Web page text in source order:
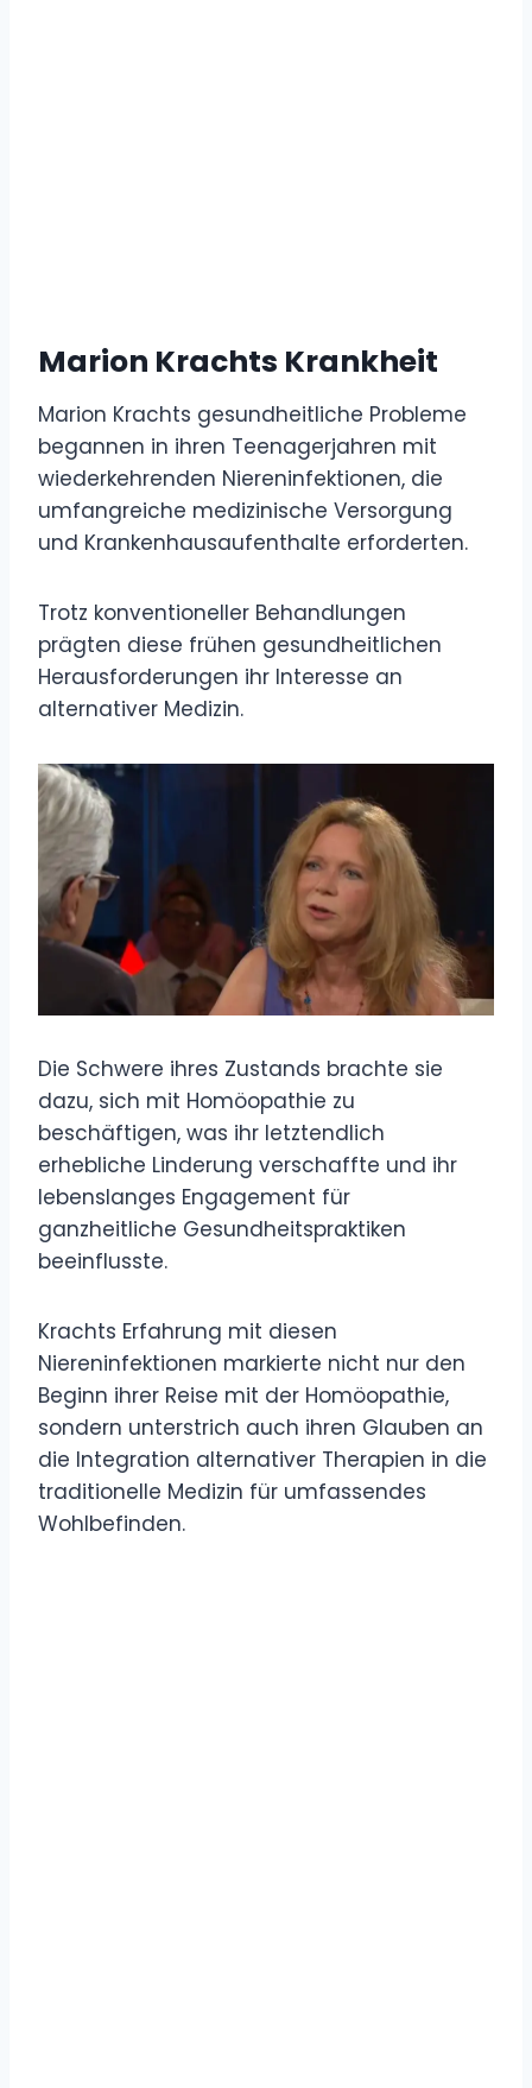
Marion Krachts Krankheit
Marion Krachts gesundheitliche Probleme
begannen in ihren Teenagerjahren mit
wiederkehrenden Niereninfektionen, die
umfangreiche medizinische Versorgung
und Krankenhausaufenthalte erforderten.
Trotz konventioneller Behandlungen
prägten diese frühen gesundheitlichen
Herausforderungen ihr Interesse an
alternativer Medizin.
Die Schwere ihres Zustands brachte sie
dazu, sich mit Homöopathie zu
beschäftigen, was ihr letztendlich
erhebliche Linderung verschaffte und ihr
lebenslanges Engagement für
ganzheitliche Gesundheitspraktiken
beeinflusste.
Krachts Erfahrung mit diesen
Niereninfektionen markierte nicht nur den
Beginn ihrer Reise mit der Homöopathie,
sondern unterstrich auch ihren Glauben an
die Integration alternativer Therapien in die
traditionelle Medizin für umfassendes
Wohlbefinden.